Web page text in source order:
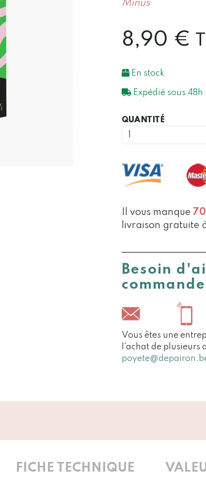
Minus
8,90 €
En stock
Expédié sous 48h
QUANTITÉ
Il vous manque
livraison gratuite
Besoin
Vous êtes une
l'achat de plusieurs
FICHE TECHNIQUE